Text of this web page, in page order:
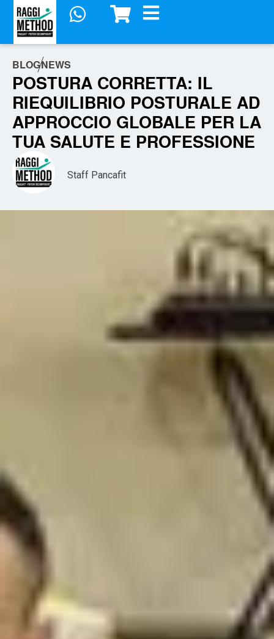
BLOGNEWS
POSTURA CORRETTA: IL
RIEQUILIBRIO POSTURALE AD
APPROCCIO GLOBALE PER LA
TUA SALUTE E PROFESSIONE
Staff Pancafit